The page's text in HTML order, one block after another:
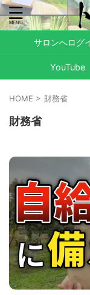
サロンへログ
YouTube
HOME > 財務省
財務省